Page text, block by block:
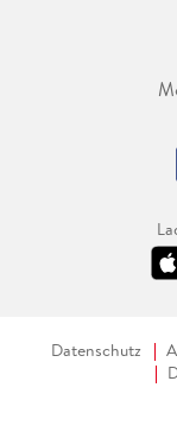
Datenschutz